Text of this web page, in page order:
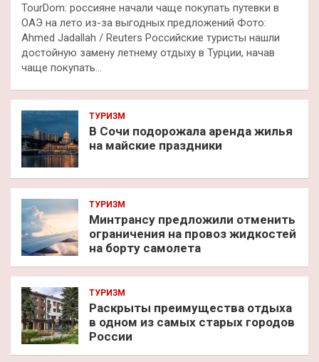
TourDom: россияне начали чаще покупать путевки в
ОАЭ на лето из-за выгодных предложений Фото:
Ahmed Jadallah / Reuters Российские туристы нашли
достойную замену летнему отдыху в Турции, начав
чаще покупать…
ТУРИЗМ
В Сочи подорожала аренда жилья
на майские праздники
ТУРИЗМ
Минтрансу предложили отменить
ограничения на провоз жидкостей
на борту самолета
ТУРИЗМ
Раскрыты преимущества отдыха
в одном из самых старых городов
России